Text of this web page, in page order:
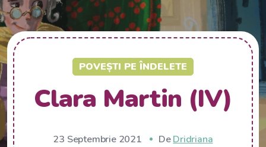
POVEȘTI PE ÎNDELETE
Clara Martin (IV)
23 Septembrie 2021 DeDridriana